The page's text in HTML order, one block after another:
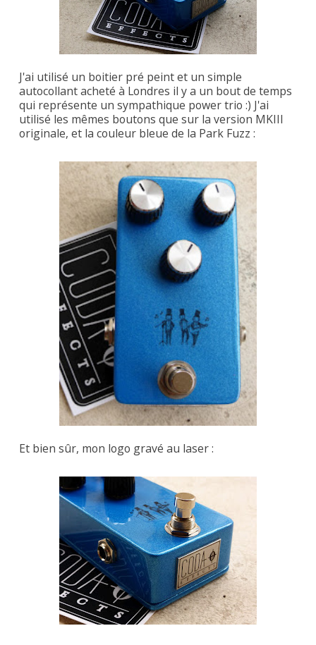
J'ai utilisé un boitier pré peint et un simple
autocollant acheté à Londres il y a un bout de temps
qui représente un sympathique power trio :) J'ai
utilisé les mêmes boutons que sur la version MKIII
originale, et la couleur bleue de la Park Fuzz :
Et bien sûr, mon logo gravé au laser :